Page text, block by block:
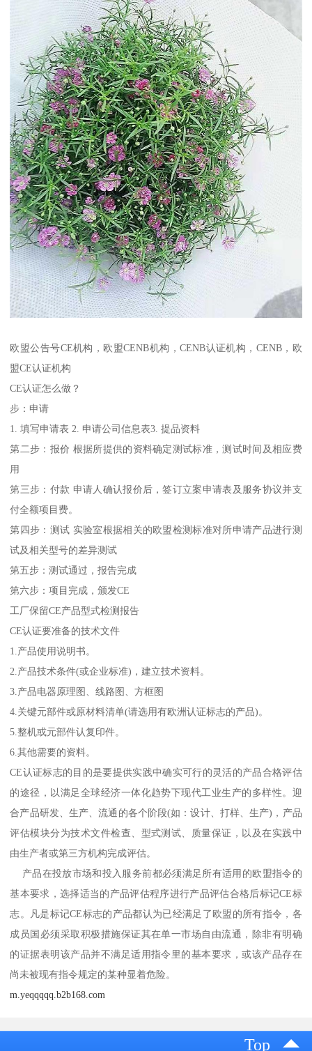
欧盟公告号CE机构，欧盟CENB机构，CENB认证机构，CENB，欧
盟CE认证机构
CE认证怎么做？
步：申请
1. 填写申请表 2. 申请公司信息表3. 提品资料
第二步：报价 根据所提供的资料确定测试标准，测试时间及相应费
用
第三步：付款 申请人确认报价后，签订立案申请表及服务协议并支
付全额项目费。
第四步：测试 实验室根据相关的欧盟检测标准对所申请产品进行测
试及相关型号的差异测试
第五步：测试通过，报告完成
第六步：项目完成，颁发CE
工厂保留CE产品型式检测报告
CE认证要准备的技术文件
1.产品使用说明书。
2.产品技术条件(或企业标准)，建立技术资料。
3.产品电器原理图、线路图、方框图
4.关键元部件或原材料清单(请选用有欧洲认证标志的产品)。
5.整机或元部件认复印件。
6.其他需要的资料。
CE认证标志的目的是要提供实践中确实可行的灵活的产品合格评估
的途径，以满足全球经济一体化趋势下现代工业生产的多样性。迎
合产品研发、生产、流通的各个阶段(如：设计、打样、生产)，产品
评估模块分为技术文件检查、型式测试、质量保证，以及在实践中
由生产者或第三方机构完成评估。
产品在投放市场和投入服务前都必须满足所有适用的欧盟指令的
基本要求，选择适当的产品评估程序进行产品评估合格后标记CE标
志。凡是标记CE标志的产品都认为已经满足了欧盟的所有指令，各
成员国必须采取积极措施保证其在单一市场自由流通，除非有明确
的证据表明该产品并不满足适用指令里的基本要求，或该产品存在
尚未被现有指令规定的某种显着危险。
m.yeqqqqq.b2b168.com
Top